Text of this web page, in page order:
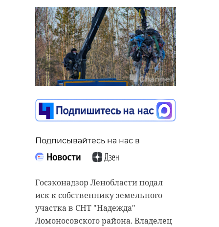
Подписывайтесь на нас в
Госэконадзор Ленобласти подал
иск к собственнику земельного
участка в СНТ "Надежда"
Ломоносовского района. Владелец